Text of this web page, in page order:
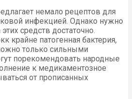
немало рецептов для
инфекцией. Однако нужно
средств достаточно.
крайне патогенная бактерия,
только сильными
порекомендовать народные
к медикаментозное
от прописанных